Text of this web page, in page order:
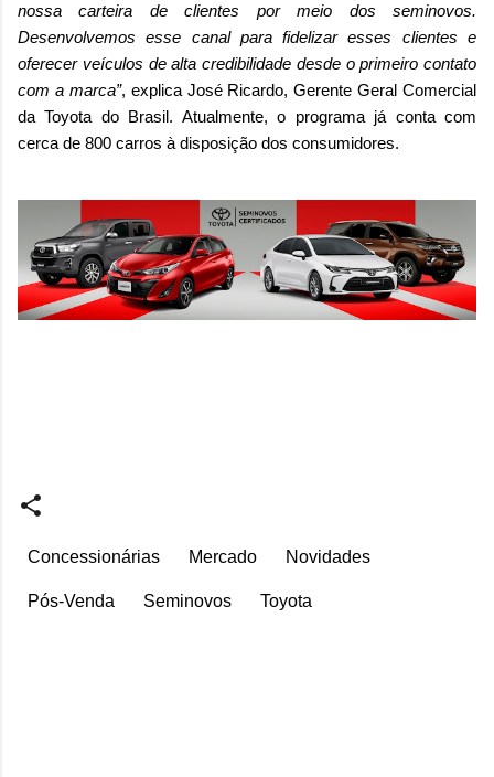
nossa carteira de clientes por meio dos seminovos.
Desenvolvemos esse canal para fidelizar esses clientes e
oferecer veículos de alta credibilidade desde o primeiro contato
com a marca”, explica José Ricardo, Gerente Geral Comercial
da Toyota do Brasil. Atualmente, o programa já conta com
cerca de 800 carros à disposição dos consumidores.
Concessionárias Mercado Novidades
Pós-Venda Seminovos Toyota